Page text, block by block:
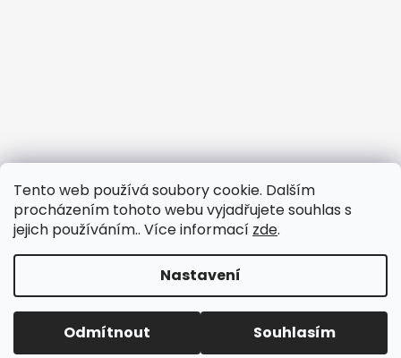
Tento web používá soubory cookie. Dalším
procházením tohoto webu vyjadřujete souhlas s
jejich používáním.. Více informací zde.
Nastavení
Odmítnout Souhlasím
Copyright 20263dfun.cz . Všechna práva vyhrazena.